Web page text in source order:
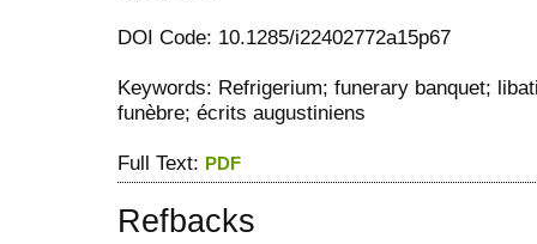
DOI Code: 10.1285/i22402772a15p67
Keywords: Refrigerium; funerary banquet;
funèbre; écrits augustiniens
Full Text: PDF
Refbacks